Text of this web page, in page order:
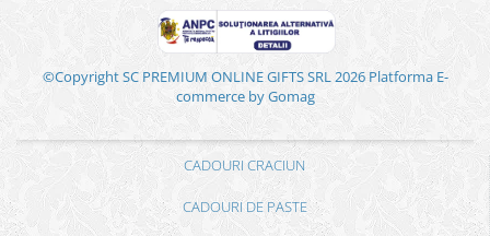
©Copyright SC PREMIUM ONLINE GIFTS SRL 2026 Platforma E-
commerce by Gomag
CADOURI CRACIUN
CADOURI DE PASTE